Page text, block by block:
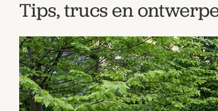
Tips, trucs en